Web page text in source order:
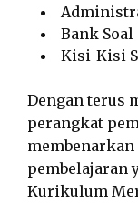
Bank Soal
Kisi-Kisi
Dengan terus
perangkat
pembelajaran
Kurikulum